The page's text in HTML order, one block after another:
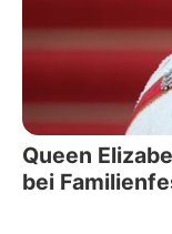
Queen
bei